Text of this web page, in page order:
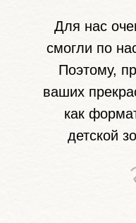
Для нас
смогли по
Поэтому,
ваших
как
детской